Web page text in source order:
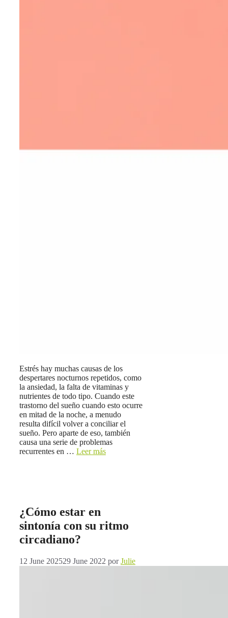
Estrés hay muchas causas de los
despertares nocturnos repetidos, como
la ansiedad, la falta de vitaminas y
nutrientes de todo tipo. Cuando este
trastorno del sueño cuando esto ocurre
en mitad de la noche, a menudo
resulta difícil volver a conciliar el
sueño. Pero aparte de eso, también
causa una serie de problemas
recurrentes en … Leer más
¿Cómo estar en
sintonía con su ritmo
circadiano?
12 June 202529 June 2022 porJulie